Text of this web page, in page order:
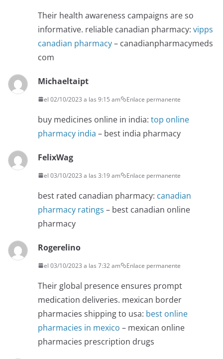
Their health awareness campaigns are so
informative. reliable canadian pharmacy: vipps
canadian pharmacy– canadianpharmacymeds
com
Michaeltaipt
el 02/10/2023 a las 9:15 am Enlace permanente
buy medicines online in india: top online
pharmacy india – best india pharmacy
FelixWag
el 03/10/2023 a las 3:19 am Enlace permanente
best rated canadian pharmacy: canadian
pharmacy ratings – best canadian online
pharmacy
Rogerelino
el 03/10/2023 a las 7:32 am Enlace permanente
Their global presence ensures prompt
medication deliveries. mexican border
pharmacies shipping to usa: best online
pharmacies in mexico – mexican online
pharmacies prescription drugs